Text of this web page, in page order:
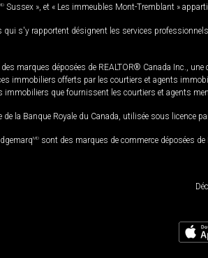
Sussex », et « Les immeubles Mont-Tremblant »
s'y rapportent désignent les services
marques déposées de REALTOR® Canada Inc.,
immobiliers offerts par les courtiers et agents
immobiliers que fournissent les courtiers et agents
de la Banque Royale du Canada, utilisée sous licence
MD sont des marques de commerce déposées